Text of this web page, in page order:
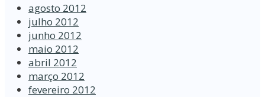
agosto 2012
julho 2012
junho 2012
maio 2012
abril 2012
março 2012
fevereiro 2012